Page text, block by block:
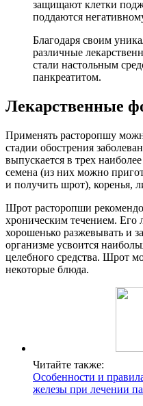
защищают клетки
поддаются
Благодаря своим
различные
стали настольным
панкреатитом.
Лекарственные
Применять расторопшу
стадии обострения
выпускается в трех
семена (из них можно
и получить шрот), коренья,
Шрот расторопши
хроническим течением. Его
хорошенько разжевывать и
организме усвоится
целебного средства. Шрот
некоторые блюда.
Читайте также:
Особенности и
железы при лечении